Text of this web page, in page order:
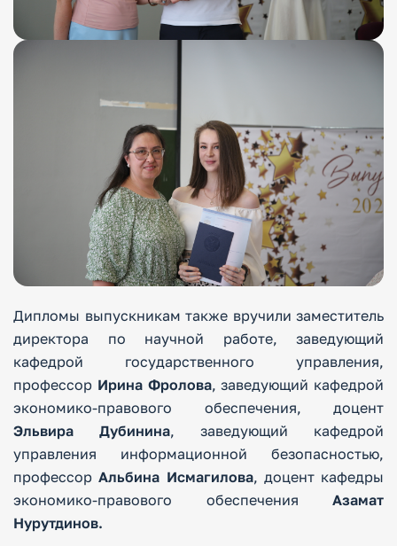
Дипломы выпускникам также вручили заместитель
директора по научной работе, заведующий
кафедрой государственного управления,
профессор Ирина Фролова, заведующий кафедрой
экономико-правового обеспечения, доцент
Эльвира Дубинина, заведующий кафедрой
управления информационной безопасностью,
профессорАльбина Исмагилова, доцент кафедры
экономико-правового обеспечения Азамат
Нурутдинов.